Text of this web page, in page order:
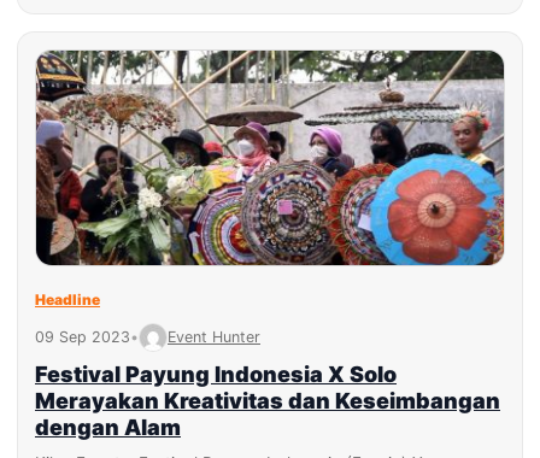
Headline
09 Sep 2023• Event Hunter
Festival Payung Indonesia X Solo
Merayakan Kreativitas dan Keseimbangan
dengan Alam